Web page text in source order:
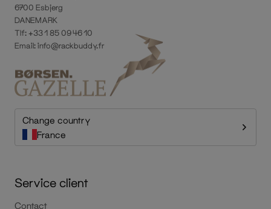
6700 Esbjerg
DANEMARK
Tlf: +33 1 85 09 46 10
Email:info@rackbuddy.fr
Change country
France
Service client
Contact